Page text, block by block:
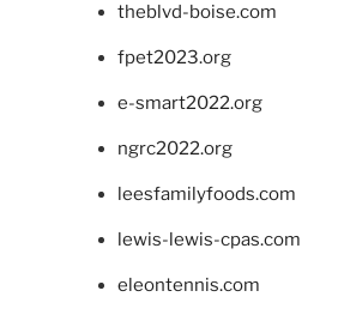
theblvd-boise.com
fpet2023.org
e-smart2022.org
ngrc2022.org
leesfamilyfoods.com
lewis-lewis-cpas.com
eleontennis.com